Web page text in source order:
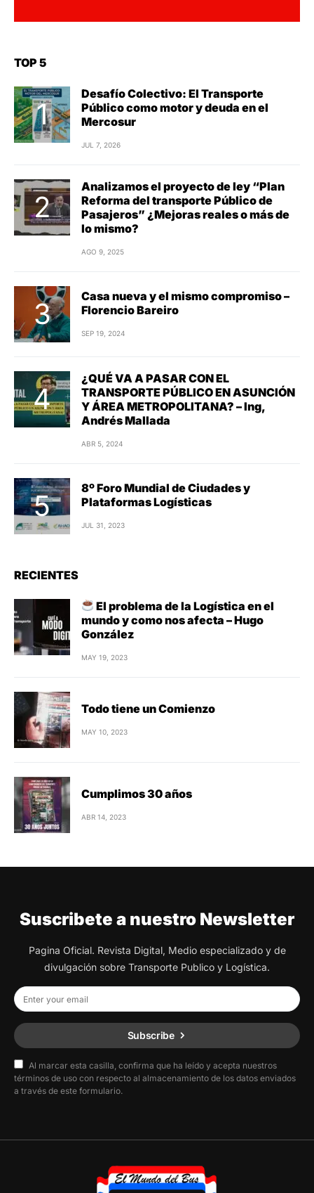
TOP 5
Desafío Colectivo: El Transporte
Público como motor y deuda en el
Mercosur
JUL 7, 2026
Analizamos el proyecto de ley “Plan
Reforma del transporte Público de
Pasajeros” ¿Mejoras reales o más de
lo mismo?
AGO 9, 2025
Casa nueva y el mismo compromiso –
Florencio Bareiro
SEP 19, 2024
¿QUÉ VA A PASAR CON EL
TRANSPORTE PÚBLICO EN ASUNCIÓN
Y ÁREA METROPOLITANA? – Ing,
Andrés Mallada
ABR 5, 2024
8º Foro Mundial de Ciudades y
Plataformas Logísticas
JUL 31, 2023
RECIENTES
El problema de la Logística en el
mundo y como nos afecta – Hugo
González
MAY 19, 2023
Todo tiene un Comienzo
MAY 10, 2023
Cumplimos 30 años
ABR 14, 2023
Suscribete a nuestro Newsletter
Pagina Oficial. Revista Digital, Medio especializado y de
divulgación sobre Transporte Publico y Logística.
Subscribe
Al marcar esta casilla, confirma que ha leído y acepta nuestros
términos de uso con respecto al almacenamiento de los datos enviados
a través de este formulario.